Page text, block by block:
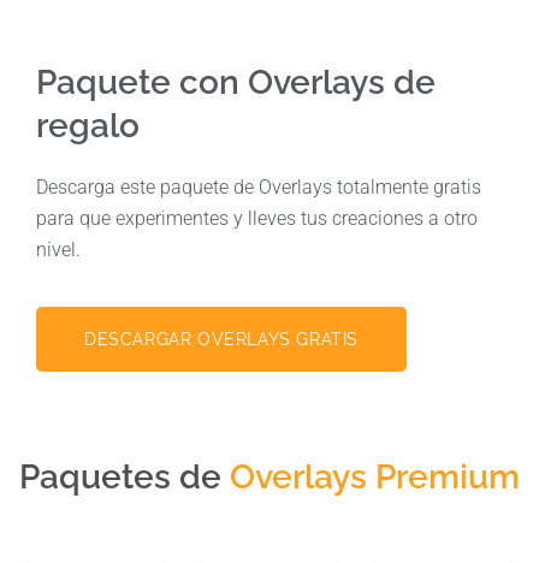
Paquete con Overlays de
regalo
Descarga este paquete de Overlays totalmente gratis
para que experimentes y lleves tus creaciones a otro
nivel.
DESCARGAR OVERLAYS GRATIS
Paquetes de Overlays Premium